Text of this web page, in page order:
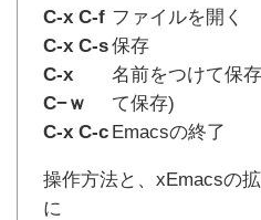
C-x C-f ファイルを開く
C-x C-s保存
C-x
C−ｗ
名前をつけて保
て保存)
C-x C-c Emacsの終了
操作方法と、xEmacsの
に